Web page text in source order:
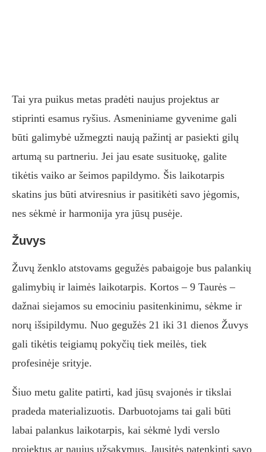
Tai yra puikus metas pradėti naujus projektus ar
stiprinti esamus ryšius. Asmeniniame gyvenime gali
būti galimybė užmegzti naują pažintį ar pasiekti gilų
artumą su partneriu. Jei jau esate susituokę, galite
tikėtis vaiko ar šeimos papildymo. Šis laikotarpis
skatins jus būti atviresnius ir pasitikėti savo jėgomis,
nes sėkmė ir harmonija yra jūsų pusėje.
Žuvys
Žuvų ženklo atstovams gegužės pabaigoje bus palankių
galimybių ir laimės laikotarpis. Kortos – 9 Taurės –
dažnai siejamos su emociniu pasitenkinimu, sėkme ir
norų išsipildymu. Nuo gegužės 21 iki 31 dienos Žuvys
gali tikėtis teigiamų pokyčių tiek meilės, tiek
profesinėje srityje.
Šiuo metu galite patirti, kad jūsų svajonės ir tikslai
pradeda materializuotis. Darbuotojams tai gali būti
labai palankus laikotarpis, kai sėkmė lydi verslo
projektus ar naujus užsakymus. Jausitės patenkinti savo